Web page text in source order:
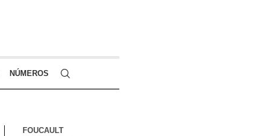
NÚMEROS
FOUCAULT